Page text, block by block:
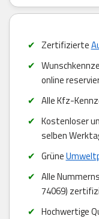
Zertifizierte
online
Alle Kfz-
Kostenloser
selben
Grüne
Alle
74069)
Hochwertige